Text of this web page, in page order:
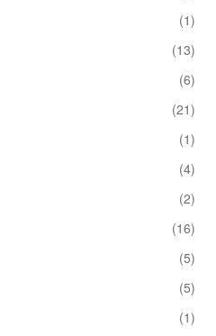
(1)
(13)
(6)
(21)
(1)
(4)
(2)
(16)
(5)
(5)
(1)